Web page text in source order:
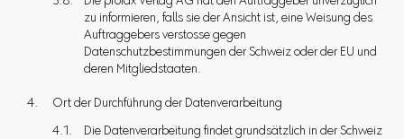
zu informieren, falls sie der Ansicht ist, eine Weisung des
Auftraggebers verstosse gegen
Datenschutzbestimmungen der Schweiz oder der EU und
deren Mitgliedstaaten.
Ort der Durchführung der Datenverarbeitung
Die Datenverarbeitung findet grundsätzlich in der Schweiz